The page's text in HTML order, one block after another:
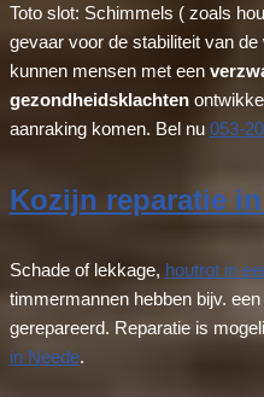
Toto slot: Schimmels ( zoals
gevaar voor de stabiliteit van
kunnen mensen met een
gezondheidsklachten
aanraking komen. Bel nu 053-
Kozijn reparatie in
Schade of lekkage, houtrot in
timmermannen hebben bijv.
gerepareerd. Reparatie is
in Neede.